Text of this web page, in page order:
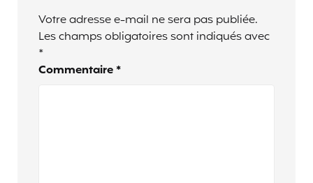
Votre adresse e-mail ne sera pas publiée.
Les champs obligatoires sont indiqués avec
*
Commentaire *